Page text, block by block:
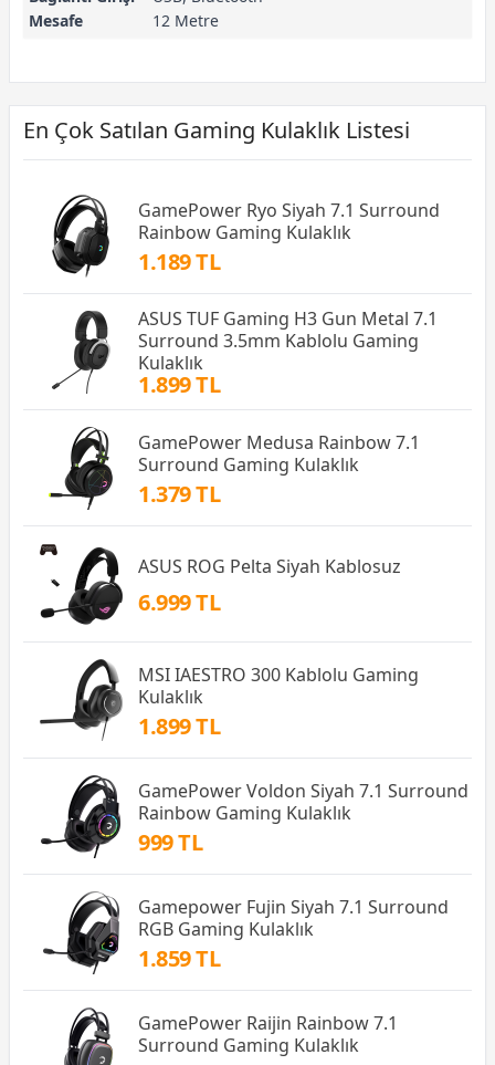
Mesafe
12 Metre
En Çok Satılan Gaming Kulaklık Listesi
GamePower Ryo Siyah 7.1 Surround
Rainbow Gaming Kulaklık
1.189 TL
ASUS TUF Gaming H3 Gun Metal 7.1
Surround 3.5mm Kablolu Gaming
Kulaklık
1.899 TL
GamePower Medusa Rainbow 7.1
Surround Gaming Kulaklık
1.379 TL
ASUS ROG Pelta Siyah Kablosuz
6.999 TL
MSI IAESTRO 300 Kablolu Gaming
Kulaklık
1.899 TL
GamePower Voldon Siyah 7.1 Surround
Rainbow Gaming Kulaklık
999 TL
Gamepower Fujin Siyah 7.1 Surround
RGB Gaming Kulaklık
1.859 TL
GamePower Raijin Rainbow 7.1
Surround Gaming Kulaklık